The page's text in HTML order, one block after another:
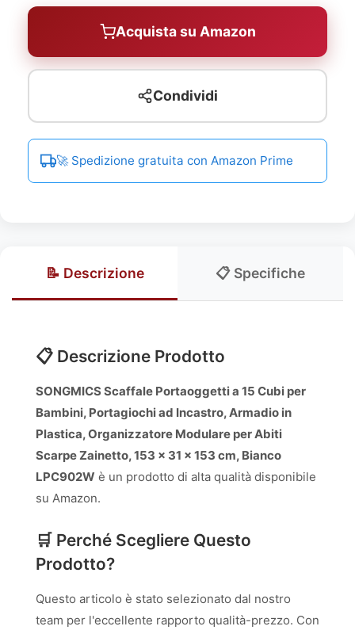
Acquista su Amazon
Condividi
🚀 Spedizione gratuita con Amazon Prime
📝 Descrizione 📋 Specifiche
📋 Descrizione Prodotto
SONGMICS Scaffale Portaoggetti a 15 Cubi per
Bambini, Portagiochi ad Incastro, Armadio in
Plastica, Organizzatore Modulare per Abiti
Scarpe Zainetto, 153 x 31 x 153 cm, Bianco
LPC902W è un prodotto di alta qualità disponibile
su Amazon.
🛒 Perché Scegliere Questo
Prodotto?
Questo articolo è stato selezionato dal nostro
team per l'eccellente rapporto qualità-prezzo. Con